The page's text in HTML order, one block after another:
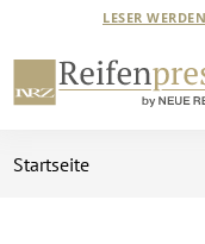
LESER WERDEN
Startseite